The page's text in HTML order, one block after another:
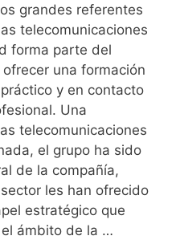
grandes referentes
telecomunicaciones
forma parte del
una formación
y en contacto
Una
telecomunicaciones
el grupo ha sido
de la compañía,
les han ofrecido
estratégico que
ámbito de la …